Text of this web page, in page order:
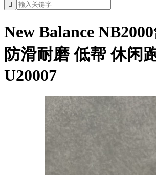

New Balance
防滑耐磨 低帮 休闲
U20007